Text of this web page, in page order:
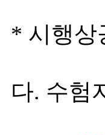
* 시행상
다. 수험